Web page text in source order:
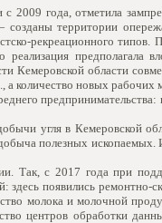
2009 года, отметила
территории
рекреационного типов.
предполагала
Кемеровской области
количество новых рабочих
угля в Кемеровской
полезных ископаемых.
Так, с 2017 года при
появились ремонтно-
молока и молочной
центров обработки